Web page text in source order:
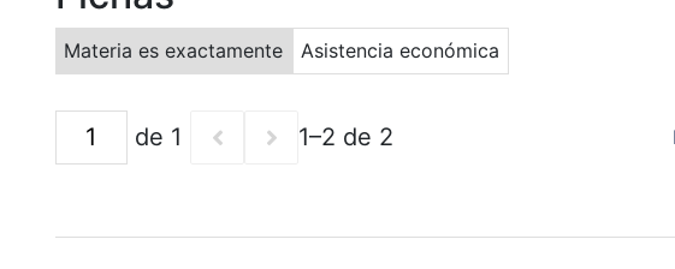
Materia es exactamente Asistencia económica
de 1 1–2 de 2